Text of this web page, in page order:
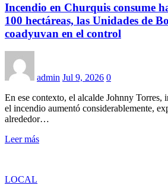
Incendio en Churquis consume
100 hectáreas, las Unidades de
coadyuvan en el control
admin Jul 9, 2026 0
En ese contexto, el alcalde Johnny Torres,
el incendio aumentó considerablemente,
alrededor…
Leer más
LOCAL